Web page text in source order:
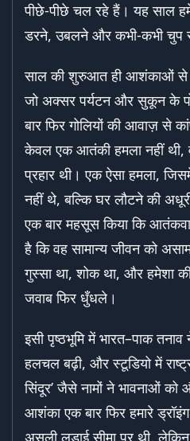
पीछे-पीछे चल रहे हैं। यह साल
डरने, उबलने और कभी-कभी चुप
साल की शुरुआत ही आशंकाओं से
जो अक्सर पर्यटन और सुकून के
बार फिर गोलियों की आवाज़ से
केवल एक आतंकी हमला नहीं थी,
प्रहार थी। एक ऐसा हमला,
नहीं थे, बल्कि घर लौटने की
एक बार महसूस किया कि
है कि वह सामान्य जीवन को
गुस्सा था, शोक था, और हमेशा
जवाब फिर धुँधले।
इसी पृष्ठभूमि में भारत–पाक
हलचल बढ़ी, और स्टूडियो में
सिंदूर’ जैसे नामों ने भावनाओं को
आशंका एक बार फिर हमारे
असली लड़ाई सीमा पर थी,